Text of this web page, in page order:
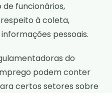
funcionários,
à coleta,
pessoais.
do
podem conter
certos setores sobre